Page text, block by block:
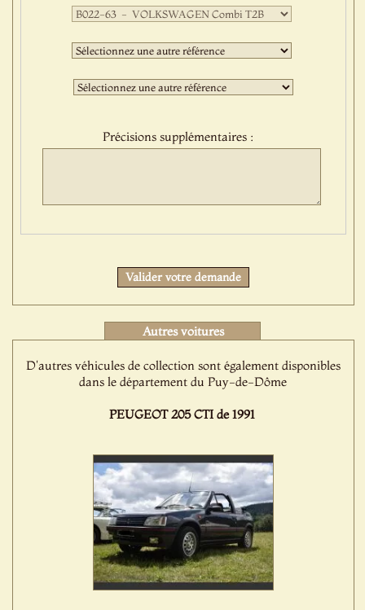
Première
sélection
:Deuxième
sélection
:Troisième
sélection
Précisions supplémentaires :
Valider votre demande
Autres voitures
D'autres véhicules de collection sont également disponibles
dans le département du Puy-de-Dôme
PEUGEOT 205 CTI de 1991